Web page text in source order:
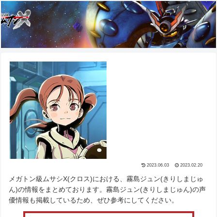
2023.06.03 2023.02.20
メガトン級ムサシX(クロス)における、霧島ジュン(きりしまじゅ
ん)の情報をまとめております。霧島ジュン(きりしまじゅん)の声
優情報も掲載しているため、ぜひ参考にしてください。